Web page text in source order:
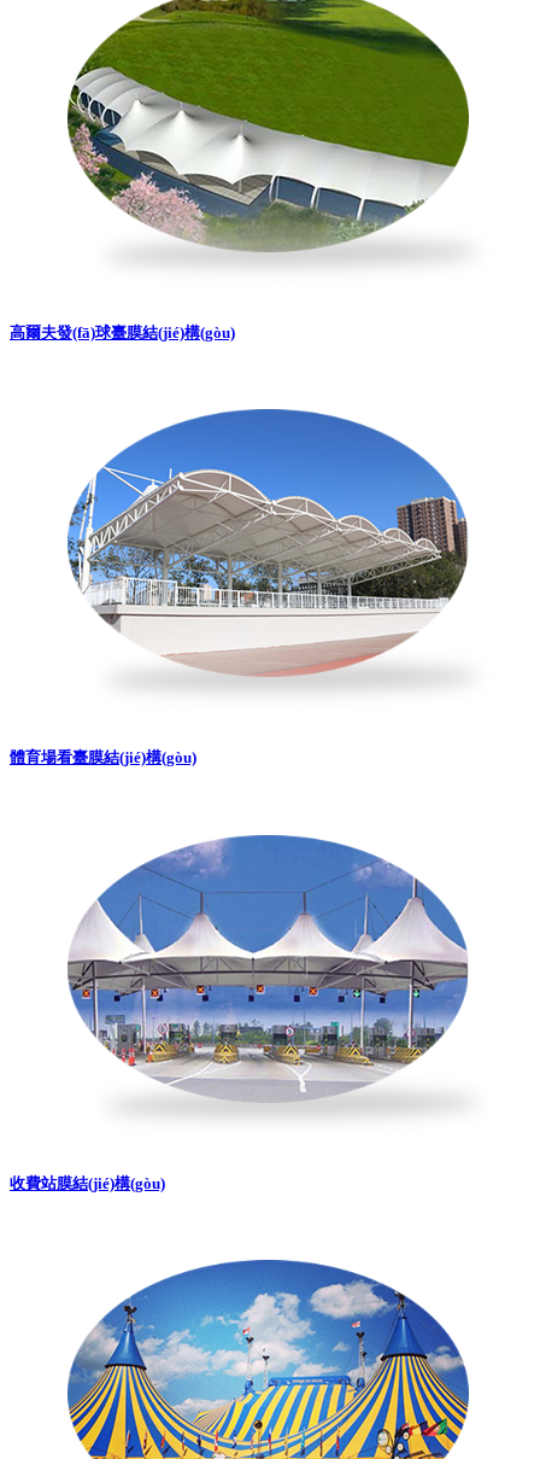
高爾夫發(fā)球臺膜結(jié)構(gòu)
體育場看臺膜結(jié)構(gòu)
收費站膜結(jié)構(gòu)